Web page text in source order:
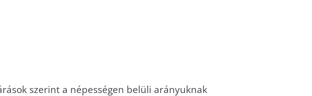
szerint a népességen belüli arányuknak